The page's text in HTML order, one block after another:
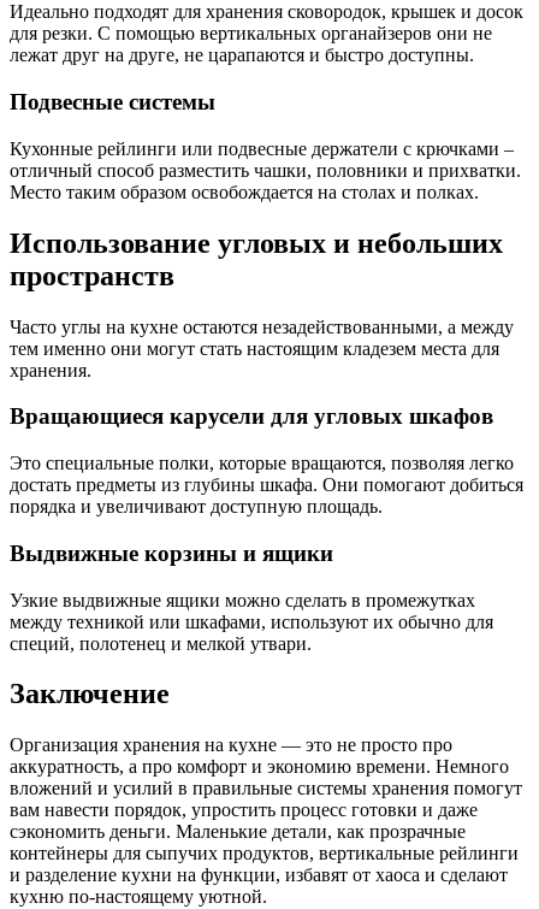
Идеально подходят для хранения сковородок, крышек и досок
для резки. С помощью вертикальных органайзеров они не
лежат друг на друге, не царапаются и быстро доступны.
Подвесные системы
Кухонные рейлинги или подвесные держатели с крючками –
отличный способ разместить чашки, половники и прихватки.
Место таким образом освобождается на столах и полках.
Использование угловых и небольших
пространств
Часто углы на кухне остаются незадействованными, а между
тем именно они могут стать настоящим кладезем места для
хранения.
Вращающиеся карусели для угловых шкафов
Это специальные полки, которые вращаются, позволяя легко
достать предметы из глубины шкафа. Они помогают добиться
порядка и увеличивают доступную площадь.
Выдвижные корзины и ящики
Узкие выдвижные ящики можно сделать в промежутках
между техникой или шкафами, используют их обычно для
специй, полотенец и мелкой утвари.
Заключение
Организация хранения на кухне — это не просто про
аккуратность, а про комфорт и экономию времени. Немного
вложений и усилий в правильные системы хранения помогут
вам навести порядок, упростить процесс готовки и даже
сэкономить деньги. Маленькие детали, как прозрачные
контейнеры для сыпучих продуктов, вертикальные рейлинги
и разделение кухни на функции, избавят от хаоса и сделают
кухню по-настоящему уютной.